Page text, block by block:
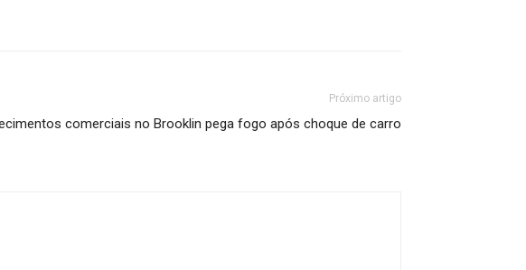
Próximo artigo
comerciais no Brooklin pega fogo após choque de carro